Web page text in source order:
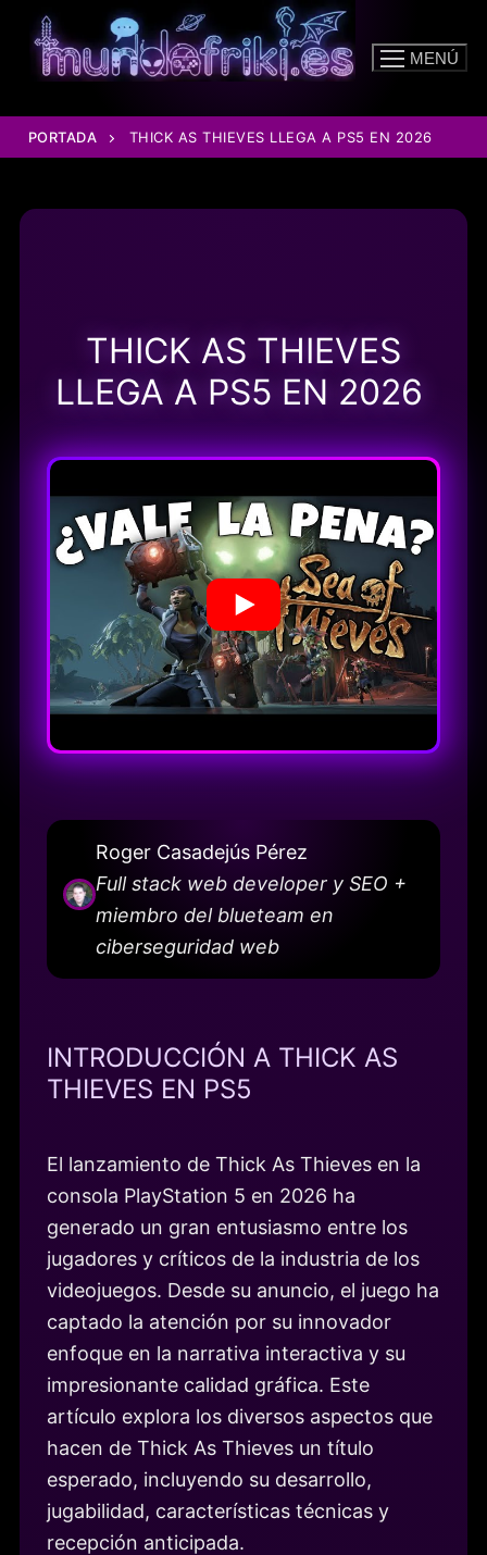
contenido
MENÚ
PORTADA THICK AS THIEVES LLEGA A PS5 EN 2026
THICK AS THIEVES
LLEGA A PS5 EN 2026
Roger Casadejús Pérez
Full stack web developer y SEO +
miembro del blueteam en
ciberseguridad web
INTRODUCCIÓN A THICK AS
THIEVES EN PS5
El lanzamiento de Thick As Thieves en la
consola PlayStation 5 en 2026 ha
generado un gran entusiasmo entre los
jugadores y críticos de la industria de los
videojuegos. Desde su anuncio, el juego ha
captado la atención por su innovador
enfoque en la narrativa interactiva y su
impresionante calidad gráfica. Este
artículo explora los diversos aspectos que
hacen de Thick As Thieves un título
esperado, incluyendo su desarrollo,
jugabilidad, características técnicas y
recepción anticipada.